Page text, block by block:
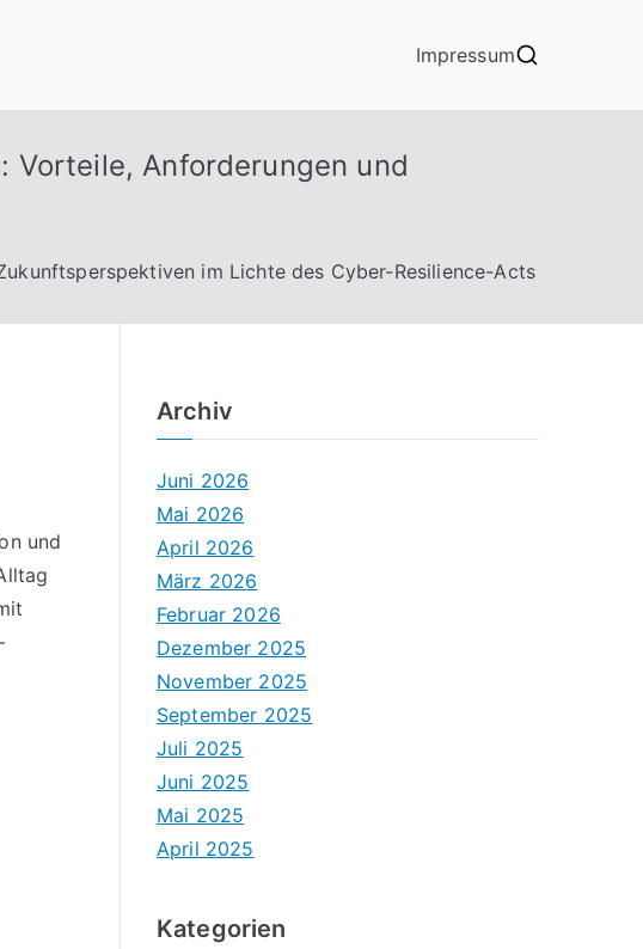
Impressum
Vorteile, Anforderungen und
im Lichte des Cyber-Resilience-Acts
und
Archiv
Juni 2026
Mai 2026
April 2026
März 2026
Februar 2026
Dezember 2025
November 2025
September 2025
Juli 2025
Juni 2025
Mai 2025
April 2025
Kategorien